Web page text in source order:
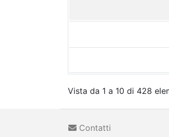
Vista da 1 a 10 di 428
Contatti